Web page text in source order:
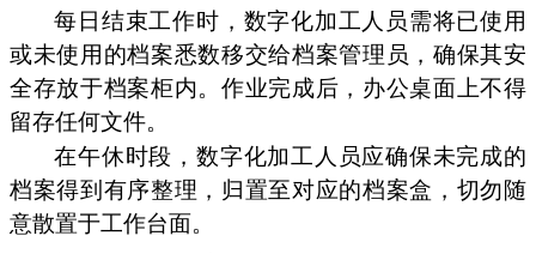
每日结束工作时，数字化加工人员需将已使用
或未使用的档案悉数移交给档案管理员，确保其安
全存放于档案柜内。作业完成后，办公桌面上不得
留存任何文件。
在午休时段，数字化加工人员应确保未完成的
档案得到有序整理，归置至对应的档案盒，切勿随
意散置于工作台面。